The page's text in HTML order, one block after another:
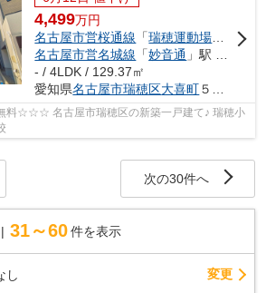
4,499万円
名古屋市営桜通線 「瑞穂運動場西
」駅
名古屋市営名城線 「妙音通 」駅 徒歩15分
- / 4LDK / 129.37㎡
愛知県名古屋市瑞穂区大喜町５丁目43-1
☆☆☆ 名古屋市瑞穂区の新築一戸建て♪ 瑞穂小
次の30件へ
31～60 件を表示
し 変更